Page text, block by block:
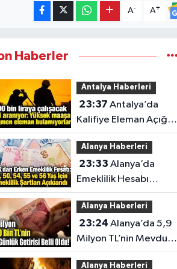
A- A+
Haberler
Antalya Haberleri
23:37 Antalya’da
Kalifiye Eleman Açığı
Sektörleri Zorluyor
Alanya Haberleri
23:33 Alanya’da
Emeklilik Hesabı
Yapanlar İçin Kritik Yaş
Şartları
Alanya Haberleri
23:24 Alanya’da 5,9
Milyon TL’nin Mevduat
Getirisi
Alanya Haberleri